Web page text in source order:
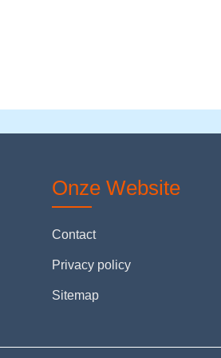
Onze Website
Contact
Privacy policy
Sitemap